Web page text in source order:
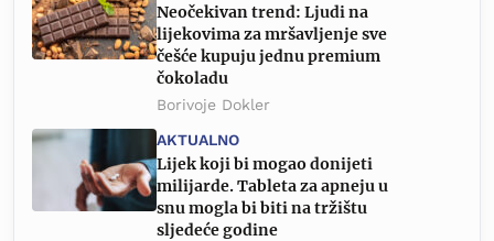
Neočekivan trend: Ljudi na
lijekovima za mršavljenje sve
češće kupuju jednu premium
čokoladu
Borivoje Dokler
AKTUALNO
Lijek koji bi mogao donijeti
milijarde. Tableta za apneju u
snu mogla bi biti na tržištu
sljedeće godine